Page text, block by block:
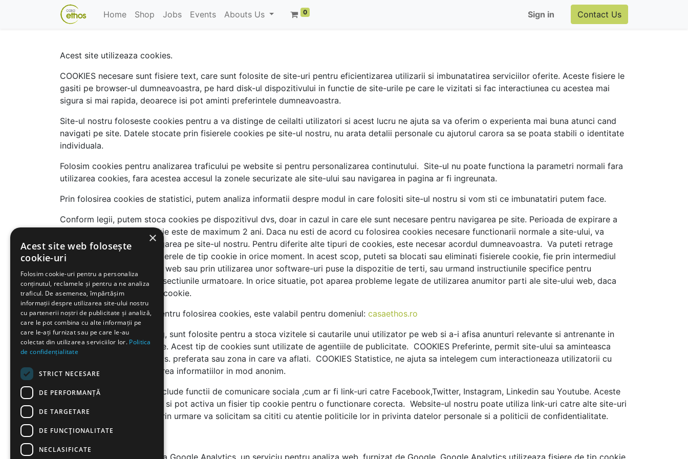
Home Shop Jobs Events Abouts Us 0 Sign in Contact Us
Acest site utilizeaza cookies.
COOKIES necesare sunt fisiere text, care sunt folosite de site-uri pentru eficientizarea utilizarii si imbunatatirea serviciilor oferite. Aceste fisiere le
gasiti pe browser-ul dumneavoastra, pe hard disk-ul dispozitivului in functie de site-urile pe care le vizitati si fac interactiunea cu acestea mai
sigura si mai rapida, deoarece isi pot aminti preferintele dumneavoastra.
Site-ul nostru foloseste cookies pentru a va distinge de ceilalti utilizatori si acest lucru ne ajuta sa va oferim o experienta mai buna atunci cand
navigati pe site. Datele stocate prin fisierele cookies pe site-ul nostru, nu arata detalii personale cu ajutorul carora sa se poata stabili o identitate
individuala.
Folosim cookies pentru analizarea traficului pe website si pentru personalizarea continutului. Site-ul nu poate functiona la parametri normali fara
utilizarea cookies, fara acestea accesul la zonele securizate ale site-ului sau navigarea in pagina ar fi ingreunata.
Prin folosirea cookies de statistici, putem analiza informatii despre modul in care folositi site-ul nostru si vom sti ce imbunatatiri putem face.
Conform legii, putem stoca cookies pe dispozitivul dvs, doar in cazul in care ele sunt necesare pentru navigarea pe site. Perioada de expirare a
acestor fisiere de tip cookie este de maximum 2 ani. Daca nu esti de acord cu folosirea cookies necesare functionarii normale a site-ului, va
trebui sa abandonezi navigarea pe site-ul nostru. Pentru diferite alte tipuri de cookies, este necesar acordul dumneavoastra. Va puteti retrage
consimtamantul privind fisierele de tip cookie in orice moment. In acest scop, puteti sa blocati sau eliminati fisierele cookie, fie prin intermediul
setarilor browser-ului dvs., web sau prin utilizarea unor software-uri puse la dispozitie de terti, sau urmand instructiunile specifice pentru
categoriile de cookies din sectiunile urmatoare. In orice situatie, pot aparea probleme legate de utilizarea anumitor parti ale site-ului web, daca
dezactivati fisierele de tip cookie.
Acordul dumneavoastra pentru folosirea cookies, este valabil pentru domeniul: casaethos.ro
COOKIES pentru Marketing, sunt folosite pentru a stoca vizitele si cautarile unui utilizator pe web si a-i afisa anunturi relevante si antrenante in
functie de cautarile recente. Acest tip de cookies sunt utilizate de agentiile de publicitate. COOKIES Preferinte, permit site-ului sa aminteasca
informatii precum limba dvs. preferata sau zona in care va aflati. COOKIES Statistice, ne ajuta sa intelegem cum interactioneaza utilizatorii cu
site-ul nostru, prin colectarea informatiilor in mod anonim.
Website-ul nostru poate include functii de comunicare sociala ,cum ar fi link-uri catre Facebook,Twitter, Instagram, Linkedin sau Youtube. Aceste
functii pot stoca informatii si pot activa un fisier tip cookie pentru o functionare corecta. Website-ul nostru poate utiliza link-uri catre alte site-uri
pe care nu le controlam, prin urmare va solicitam sa cititi cu atentie politicile lor in privinta datelor personale si a politicii de confidentialitate.
Google Analytics
Website-ul nostru utilizeaza Google Analytics, un serviciu pentru analiza web, furnizat de Google. Google Analytics utilizeaza fisiere de tip cookie
×
Acest site web folosește
cookie-uri
Folosim cookie-uri pentru a personaliza
conținutul, reclamele și pentru a ne analiza
traficul. De asemenea, împărtășim
informații despre utilizarea site-ului nostru
cu partenerii noștri de publicitate și analiză,
care le pot combina cu alte informații pe
care le-ați furnizat sau pe care le-au
colectat din utilizarea serviciilor lor. Politica
de confidențialitate
STRICT NECESARE
DE PERFORMANȚĂ
DE TARGETARE
DE FUNCŢIONALITATE
NECLASIFICATE